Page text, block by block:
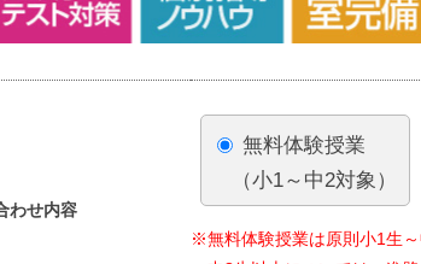
わせ内容
無料体験授業
（小1～中2対象）
※無料体験授業は原則小1生～